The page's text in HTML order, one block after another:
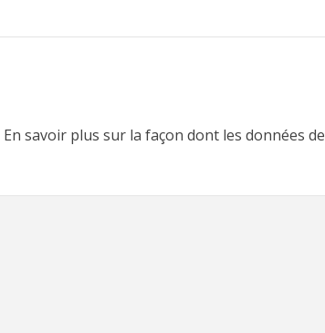
En savoir plus sur la façon dont les données de